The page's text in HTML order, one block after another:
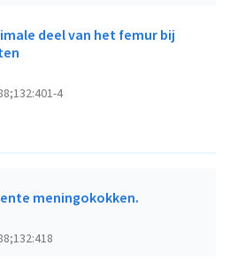
deel van het femur bij
4
meningokokken.